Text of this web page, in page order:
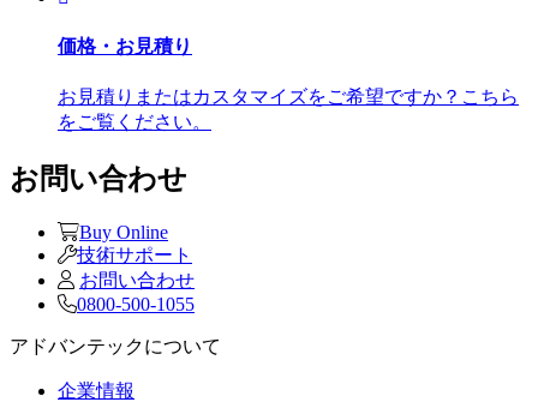
価格・お見積り
お見積りまたはカスタマイズをご希望ですか？こちら
をご覧ください。
お問い合わせ
Buy Online
技術サポート
お問い合わせ
0800-500-1055
アドバンテックについて
企業情報